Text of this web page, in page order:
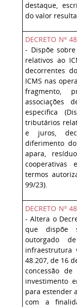
destaque,
do valor
DECRETO Nº
- Dispõe
relativos ao
decorrentes
ICMS nas
fragmento,
associações
especifica
tributários
e juros,
diferimento
apara,
cooperativas
termos
99/23).
DECRETO Nº
- Altera o
que dispõe
outorgado
infraestrutura
48.207, de 16
concessão
investimento
para estender
com a